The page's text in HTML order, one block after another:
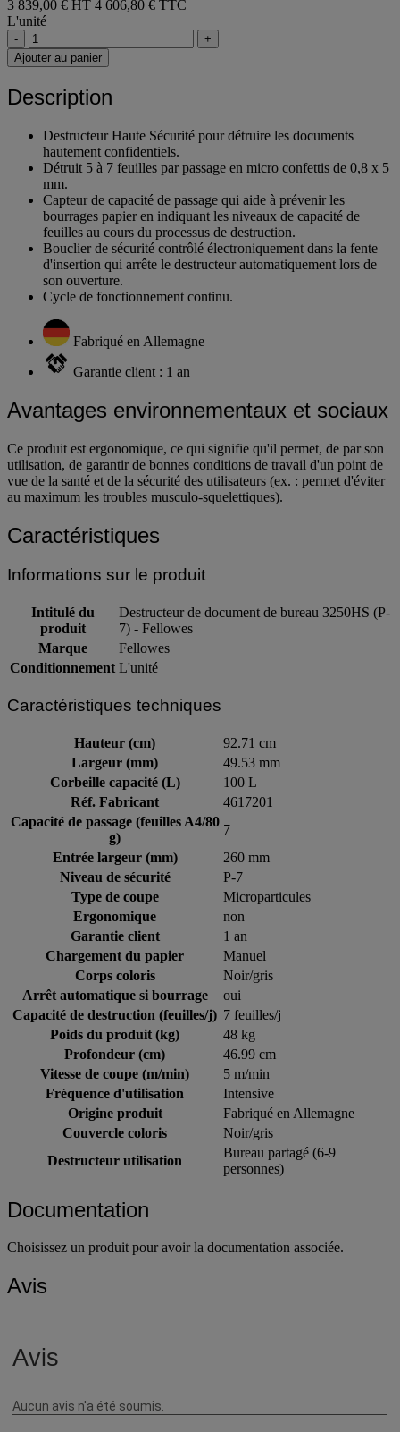
3 839,00 € HT 4 606,80 € TTC
L'unité
-
+
Ajouter au panier
Description
Destructeur Haute Sécurité pour détruire les documents
hautement confidentiels.
Détruit 5 à 7 feuilles par passage en micro confettis de 0,8 x 5
mm.
Capteur de capacité de passage qui aide à prévenir les
bourrages papier en indiquant les niveaux de capacité de
feuilles au cours du processus de destruction.
Bouclier de sécurité contrôlé électroniquement dans la fente
d'insertion qui arrête le destructeur automatiquement lors de
son ouverture.
Cycle de fonctionnement continu.
Fabriqué en Allemagne
Garantie client : 1 an
Avantages environnementaux et sociaux
Ce produit est ergonomique, ce qui signifie qu'il permet, de par son
utilisation, de garantir de bonnes conditions de travail d'un point de
vue de la santé et de la sécurité des utilisateurs (ex. : permet d'éviter
au maximum les troubles musculo-squelettiques).
Caractéristiques
Informations sur le produit
Intitulé du
produit
Destructeur de document de bureau 3250HS (P-
7) - Fellowes
Marque
Fellowes
Conditionnement L'unité
Caractéristiques techniques
Hauteur (cm)
92.71 cm
Largeur (mm)
49.53 mm
Corbeille capacité (L)
100 L
Réf. Fabricant
4617201
Capacité de passage (feuilles A4/80
g)
7
Entrée largeur (mm)
260 mm
Niveau de sécurité
P-7
Type de coupe
Microparticules
Ergonomique
non
Garantie client
1 an
Chargement du papier
Manuel
Corps coloris
Noir/gris
Arrêt automatique si bourrage
oui
Capacité de destruction (feuilles/j) 7 feuilles/j
Poids du produit (kg)
48 kg
Profondeur (cm)
46.99 cm
Vitesse de coupe (m/min)
5 m/min
Fréquence d'utilisation
Intensive
Origine produit
Fabriqué en Allemagne
Couvercle coloris
Noir/gris
Destructeur utilisation
Bureau partagé (6-9
personnes)
Documentation
Choisissez un produit pour avoir la documentation associée.
Avis